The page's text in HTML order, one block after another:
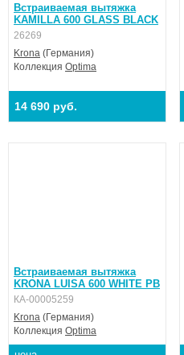
Встраиваемая вытяжка
KAMILLA 600 GLASS BLACK
26269
Krona (Германия)
Коллекция Optima
14 690 руб.
Встраиваемая вытяжка
KRONA LUISA 600 WHITE PB
КА-00005259
Krona (Германия)
Коллекция Optima